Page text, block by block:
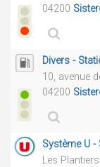
04200
Divers -
10, avenue
04200
Système U -
Les